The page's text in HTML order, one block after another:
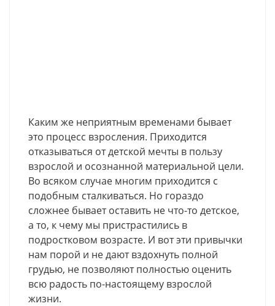
Каким же неприятным временами бывает
это процесс взросления. Приходится
отказываться от детской мечты в пользу
взрослой и осознанной материальной цели.
Во всяком случае многим приходится с
подобным сталкиваться. Но гораздо
сложнее бывает оставить не что-то детское,
а то, к чему мы пристрастились в
подростковом возрасте. И вот эти привычки
нам порой и не дают вздохнуть полной
грудью, не позволяют полностью оценить
всю радость по-настоящему взрослой
жизни.